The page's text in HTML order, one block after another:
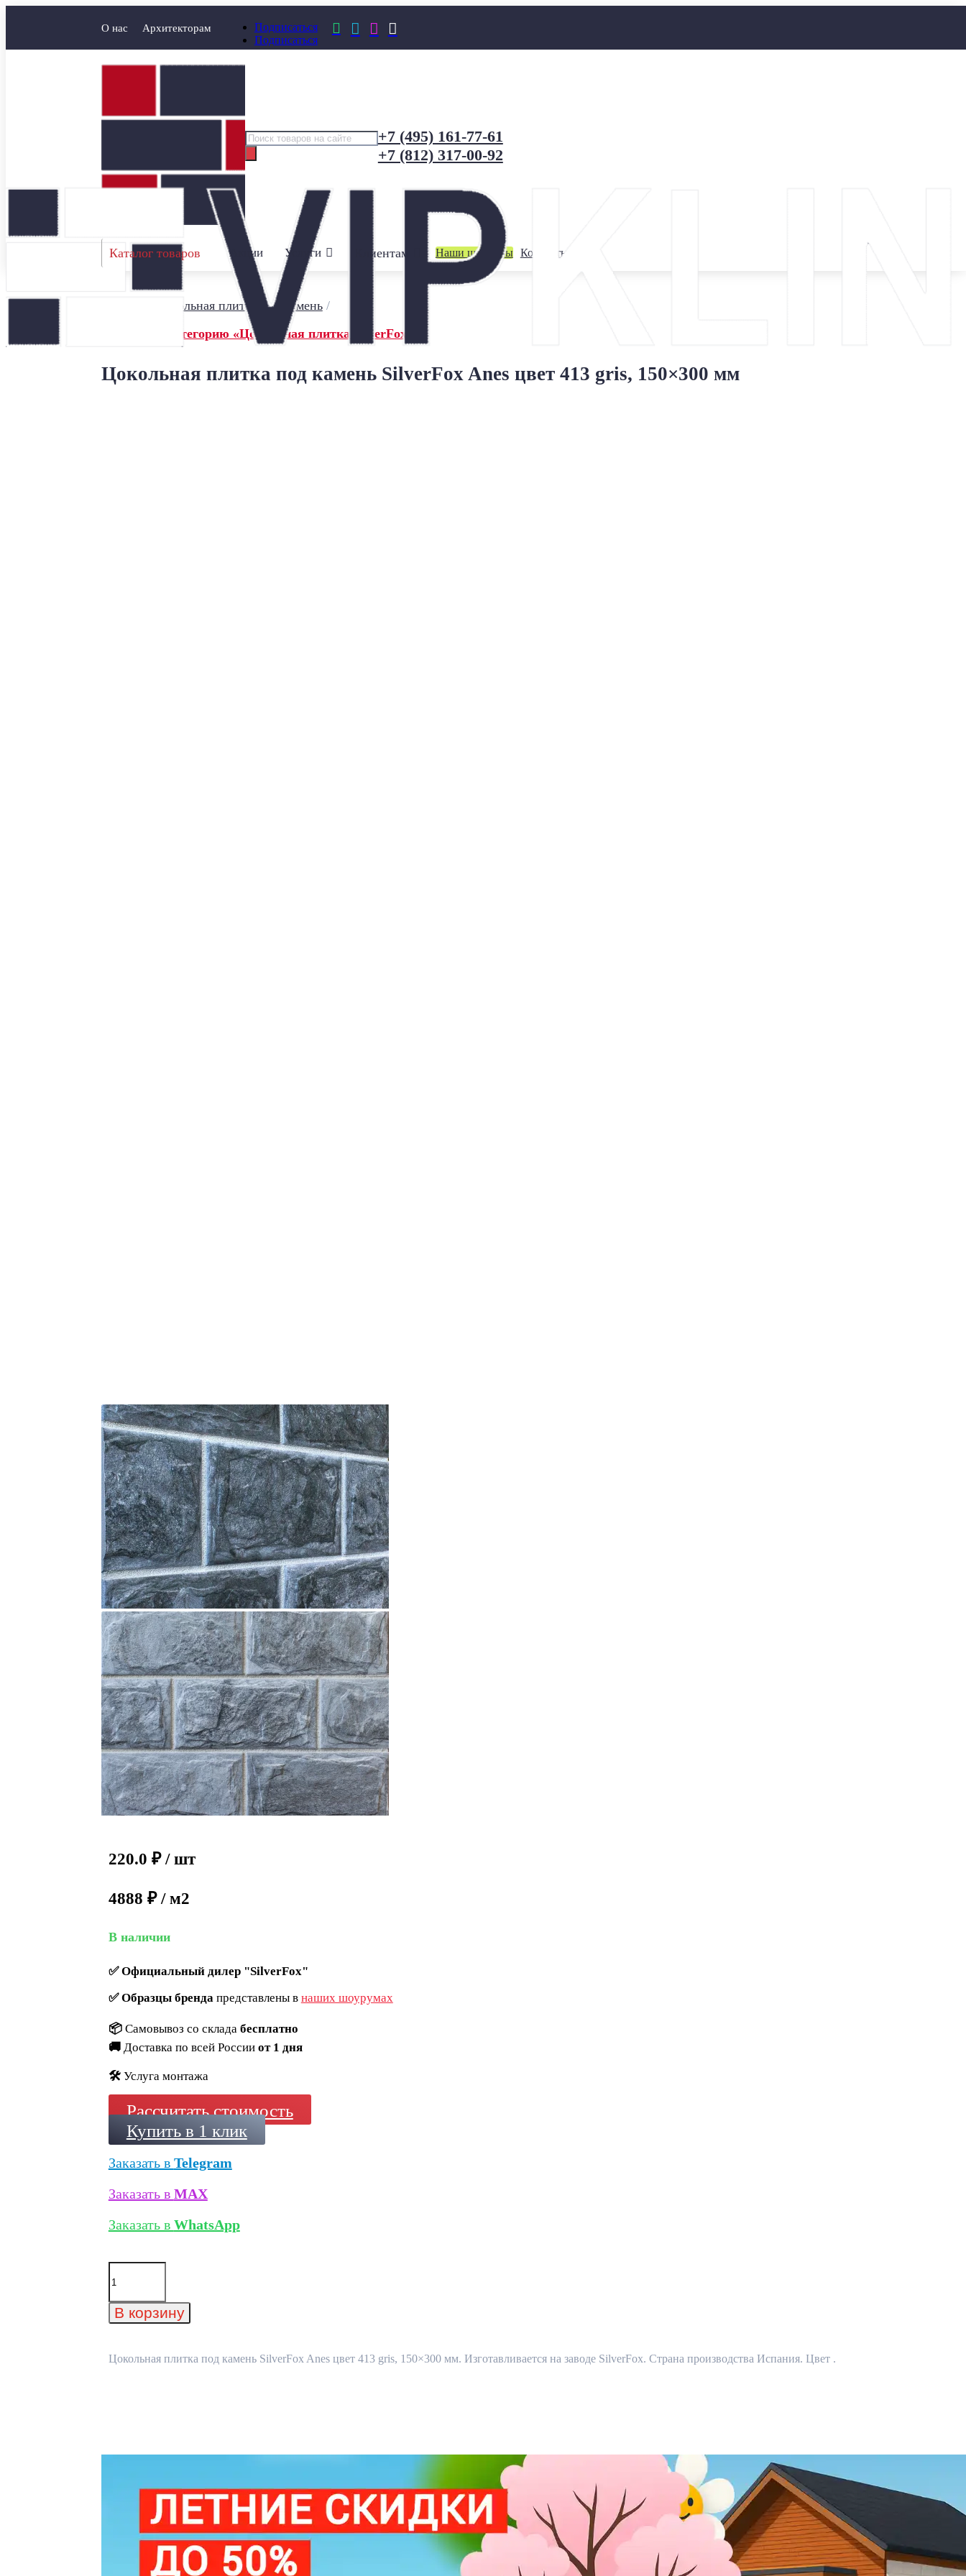
О нас Архитекторам
Подписаться
Подписаться
   
Поиск
товаров
+7 (495) 161-77-61
+7 (812) 317-00-92
Каталог товаров Акции Услуги Клиентам Наши шоурумы Контакты
Цокольная плитка под камень/
← Назад в категорию «Цокольная плитка SilverFox»
Цокольная плитка под камень SilverFox Anes цвет 413 gris, 150×300 мм
220.0 ₽ / шт
4888 ₽ / м2
В наличии
✅Официальный дилер "SilverFox"
✅Образцы брендапредставлены в наших шоурумах
📦 Самовывоз со склада бесплатно
🚚 Доставка по всей России от 1 дня
🛠️ Услуга монтажа
Рассчитать стоимость
Купить в 1 клик
Заказать в Telegram
Заказать в MAX
Заказать в WhatsApp
Количество
товара
плитка
под
Anes
В корзину
Цокольная плитка под камень SilverFox Anes цвет 413 gris, 150×300 мм. Изготавливается на заводе SilverFox. Страна производства Испания. Цвет .